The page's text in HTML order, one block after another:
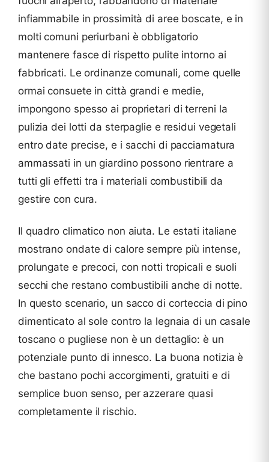
infiammabile in prossimità di aree boscate, e in
molti comuni periurbani è obbligatorio
mantenere fasce di rispetto pulite intorno ai
fabbricati. Le ordinanze comunali, come quelle
ormai consuete in città grandi e medie,
impongono spesso ai proprietari di terreni la
pulizia dei lotti da sterpaglie e residui vegetali
entro date precise, e i sacchi di pacciamatura
ammassati in un giardino possono rientrare a
tutti gli effetti tra i materiali combustibili da
gestire con cura.
Il quadro climatico non aiuta. Le estati italiane
mostrano ondate di calore sempre più intense,
prolungate e precoci, con notti tropicali e suoli
secchi che restano combustibili anche di notte.
In questo scenario, un sacco di corteccia di pino
dimenticato al sole contro la legnaia di un casale
toscano o pugliese non è un dettaglio: è un
potenziale punto di innesco. La buona notizia è
che bastano pochi accorgimenti, gratuiti e di
semplice buon senso, per azzerare quasi
completamente il rischio.